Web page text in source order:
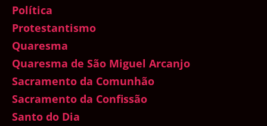
Política
Protestantismo
Quaresma
Quaresma de São Miguel Arcanjo
Sacramento da Comunhão
Sacramento da Confissão
Santo do Dia